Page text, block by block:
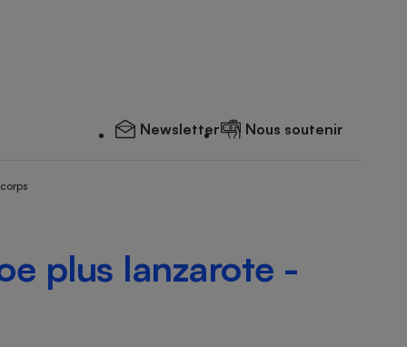
Newsletter Nous soutenir
plus lanzarote -